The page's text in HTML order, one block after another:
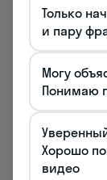
力大如牛
как бык",
吹牛 (chuī
означает
Только
и пару
Могу
Понимаю
Хорошо
видео